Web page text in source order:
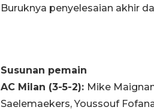
Buruknya penyelesaian akhir
Susunan pemain
AC Milan (3-5-2): Mike
Saelemaekers, Youssouf